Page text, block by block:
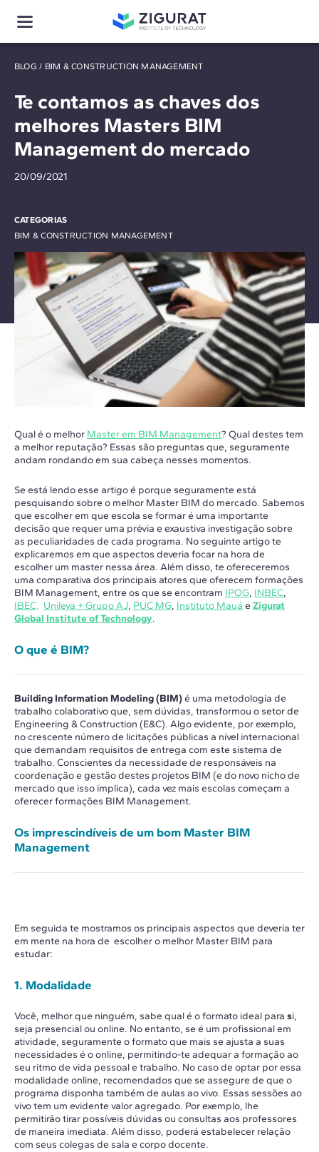
BLOG / BIM & CONSTRUCTION MANAGEMENT
Te contamos as chaves dos
melhores Masters BIM
Management do mercado
20/09/2021
CATEGORIAS
BIM & CONSTRUCTION MANAGEMENT
Qual é o melhor Master em BIM Management? Qual destes tem
a melhor reputação? Essas são preguntas que, seguramente
andam rondando em sua cabeça nesses momentos.
Se está lendo esse artigo é porque seguramente está
pesquisando sobre o melhor Master BIM do mercado. Sabemos
que escolher em que escola se formar é uma importante
decisão que requer uma prévia e exaustiva investigação sobre
as peculiaridades de cada programa. No seguinte artigo te
explicaremos em que aspectos deveria focar na hora de
escolher um master nessa área. Além disso, te ofereceremos
uma comparativa dos principais atores que oferecem formações
BIM Management, entre os que se encontram IPOG, INBEC,
IBEC, Unileya + Grupo AJ, PUC MG, Instituto Mauá e Zigurat
Global Institute of Technology.
O que é BIM?
Building Information Modeling (BIM)é uma metodologia de
trabalho colaborativo que, sem dúvidas, transformou o setor de
Engineering & Construction (E&C). Algo evidente, por exemplo,
no crescente número de licitações públicas a nível internacional
que demandam requisitos de entrega com este sistema de
trabalho. Conscientes da necessidade de responsáveis na
coordenação e gestão destes projetos BIM (e do novo nicho de
mercado que isso implica), cada vez mais escolas começam a
oferecer formações BIM Management.
Os imprescindíveis de um bom Master BIM
Management
Em seguida te mostramos os principais aspectos que deveria ter
em mente na hora de escolher o melhor Master BIM para
estudar:
1. Modalidade
Você, melhor que ninguém, sabe qual é o formato ideal para si,
seja presencial ou online. No entanto, se é um profissional em
atividade, seguramente o formato que mais se ajusta a suas
necessidades é o online, permitindo-te adequar a formação ao
seu ritmo de vida pessoal e trabalho. No caso de optar por essa
modalidade online, recomendados que se assegure de que o
programa disponha também de aulas ao vivo. Essas sessões ao
vivo tem um evidente valor agregado. Por exemplo, lhe
permitirão tirar possíveis dúvidas ou consultas aos professores
de maneira imediata. Além disso, poderá estabelecer relação
com seus colegas de sala e corpo docente.